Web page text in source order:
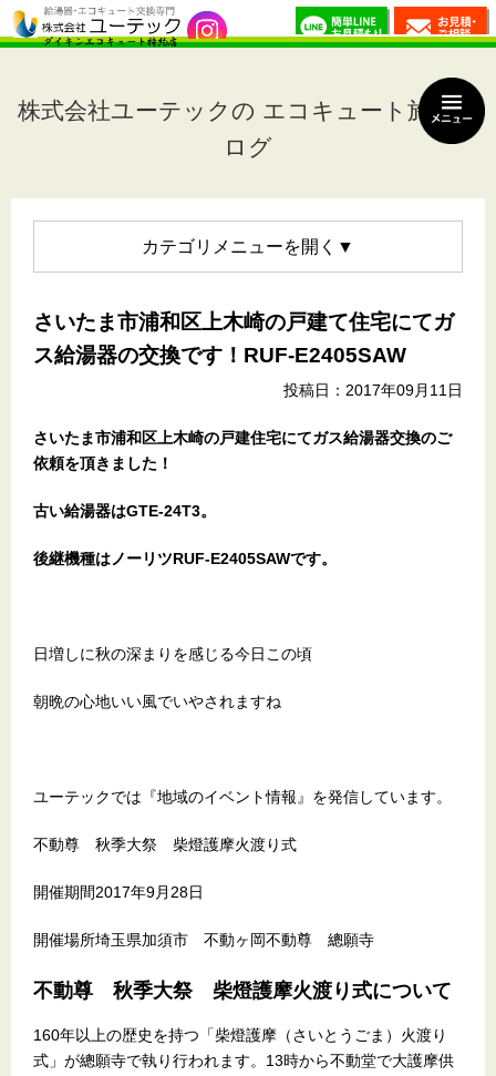
株式会社ユーテックの エコキュート施工ブ
ログ
カテゴリメニュー
さいたま市浦和区上木崎の戸建て住宅にてガ
ス給湯器の交換です！RUF-E2405SAW
投稿日：2017年09月11日
さいたま市浦和区上木崎の戸建住宅にてガス給湯器交換のご
依頼を頂きました！
古い給湯器はGTE-24T3。
後継機種はノーリツRUF-E2405SAWです。
日増しに秋の深まりを感じる今日この頃
朝晩の心地いい風でいやされますね
ユーテックでは『地域のイベント情報』を発信しています。
不動尊 秋季大祭 柴燈護摩火渡り式
開催期間2017年9月28日
開催場所埼玉県加須市 不動ヶ岡不動尊 總願寺
不動尊 秋季大祭 柴燈護摩火渡り式について
160年以上の歴史を持つ「柴燈護摩（さいとうごま）火渡り
式」が總願寺で執り行われます。13時から不動堂で大護摩供